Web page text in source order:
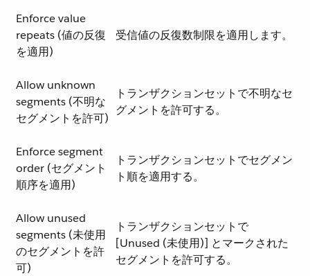
Enforce value
repeats (値の反復
を適用)
受信値の反復数制限を適用します。
Allow unknown
segments (不明な
セグメントを許可)
トランザクションセットで不明なセ
グメントを許可する。
Enforce segment
order (セグメント
順序を適用)
トランザクションセットでセグメン
ト順を適用する。
Allow unused
segments (未使用
のセグメントを許
可)
トランザクションセットで
[Unused (未使用)] とマークされた
セグメントを許可する。